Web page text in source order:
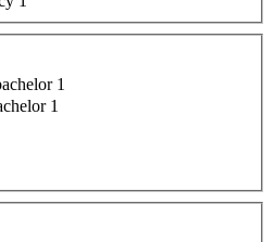
1
1